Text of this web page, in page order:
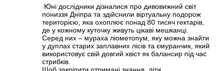
Юні дослідники дізналися про дивовижний світ
пониззя Дніпра та здійснили віртуальну подорож
територією, яка охоплює понад 80 тисяч гектарів,
де у кожному куточку живуть цікаві мешканці.
Серед них – мураха ліометопум, яку можна знайти
у дуплах старих заплавних лісів та ємуранчик, який
використовує свій довгий хвіст як балансир під час
стрибків.